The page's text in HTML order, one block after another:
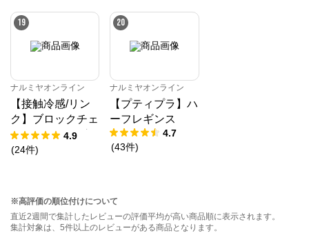
19
ナルミヤオンライン
【接触冷感/リン
ク】ブロックチェ
ックドッキングT
シャツ
4.9
(24件)
20
ナルミヤオンライン
【プティプラ】ハ
ーフレギンス
4.7
(43件)
※高評価の順位付けについて
直近2週間で集計したレビューの評価平均が高い商品順に表示されます。
集計対象は、5件以上のレビューがある商品となります。